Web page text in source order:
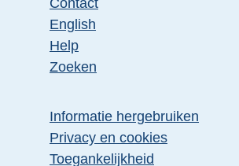
Contact
English
Help
Zoeken
Informatie hergebruiken
Privacy en cookies
Toegankelijkheid